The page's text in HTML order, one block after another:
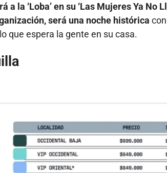
la ‘Loba’ en su ‘Las Mujeres Ya No
será una noche histórica
que espera la gente en su casa.